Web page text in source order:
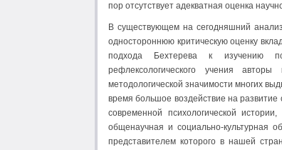
пор отсутствует адекватная оценка
В существующем на сегодняшний
одностороннюю критическую оценку
подхода Бехтерева к изучению
рефлексологического учения
методологической значимости многих
время большое воздействие на
современной психологической
общенаучная и социально-культурная
представителем которого в нашей